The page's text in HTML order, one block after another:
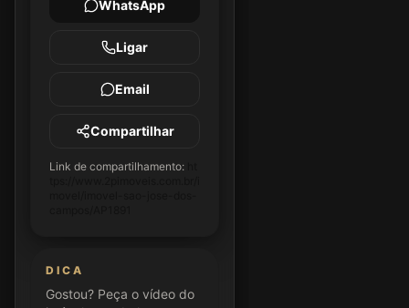
WhatsApp
Ligar
Email
Compartilhar
Link de compartilhamento:
DICA
Gostou? Peça o vídeo do